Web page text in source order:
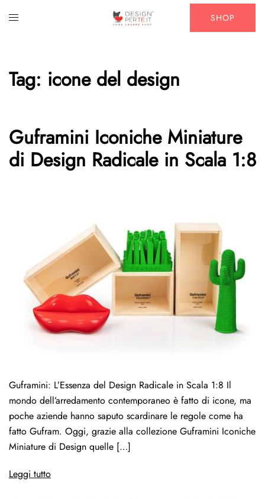
Mostra/Nascondi
SHOP
Tag: icone del design
Guframini Iconiche Miniature
di Design Radicale in Scala 1:8
Guframini: L’Essenza del Design Radicale in Scala 1:8 Il
mondo dell’arredamento contemporaneo è fatto di icone, ma
poche aziende hanno saputo scardinare le regole come ha
fatto Gufram. Oggi, grazie alla collezione Guframini Iconiche
Miniature di Design quelle […]
Leggi tutto